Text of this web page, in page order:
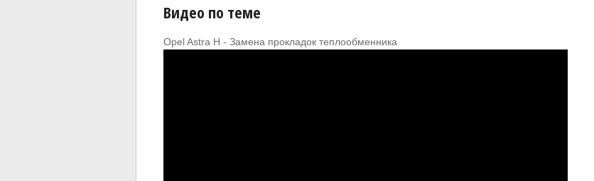
Видео по теме
Opel Astra H - Замена прокладок теплообменника